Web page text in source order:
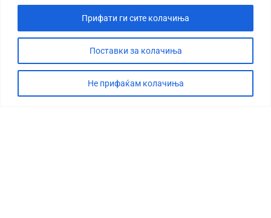
Поставки за колачиња
Не прифаќам колачиња
Прифати ги сите колачиња
СТОРИЈА
ДЕБАТА